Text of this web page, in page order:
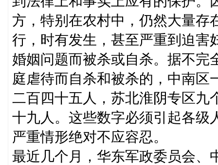
方，特别在农村中，仍然大量存
行，时有发生，甚至严重到迫害
婚姻问题而被杀或自杀。据不完
庭虐待而自杀和被杀的，中南区
二百四十五人，苏北淮阴专区九
十九人。这些数字必须引起各级
严重情形绝对不应容忍。
最近几个月，华东军政委员会、